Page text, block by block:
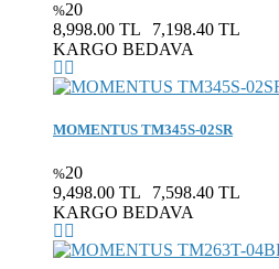
%20
8,998.00 TL
7,198.40 TL
KARGO BEDAVA
MOMENTUS TM345S-02SR
%20
9,498.00 TL
7,598.40 TL
KARGO BEDAVA